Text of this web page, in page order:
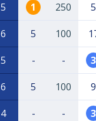
5 1 250 5
6 5 100
5 - - 3
6 5 100 9
4 - - 3